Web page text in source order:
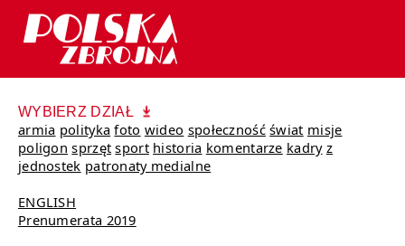
WYBIERZ DZIAŁ
armia polityka foto wideo społeczność świat misje
poligon sprzęt sport historia komentarze kadry z
jednostek patronaty medialne
ENGLISH
Prenumerata 2019